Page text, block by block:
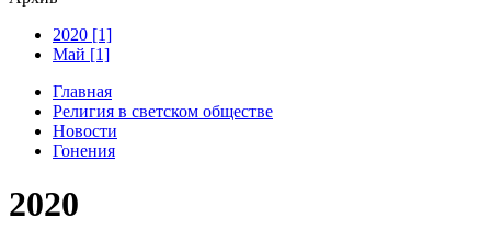
2020 [1]
Май [1]
Главная
Религия в светском обществе
Новости
Гонения
2020